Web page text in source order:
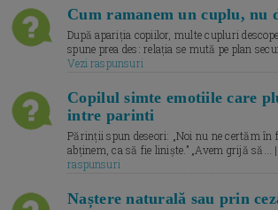
Cum ramanem un cuplu, nu
După apariția copiilor, multe cupluri
spune prea des: relația se mută pe plan
Vezi raspunsuri
Copilul simte emotiile care
intre parinti
Părinții spun deseori: „Noi nu ne certăm în
abținem, ca să fie liniște.” „Avem grijă să... |
raspunsuri
Naștere naturală sau prin